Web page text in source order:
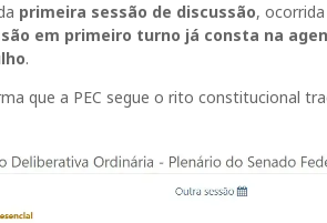
primeira sessão de discussão,
em primeiro turno já consta na
.
que a PEC segue o rito constitucional